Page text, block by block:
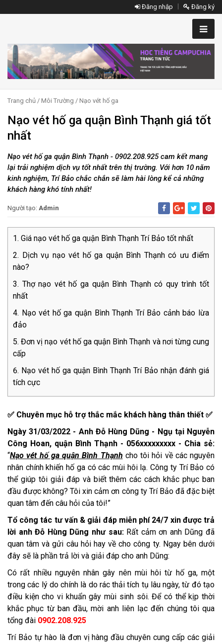
Đăng nhập Đăng ký
Trang chủ / Môi Trường / Nạo vét hố ga
Nạo vét hố ga quận Bình Thạnh giá tốt
nhất
Nạo vét hố ga quận Bình Thạnh - 0902.208.925 cam kết mang
lại trải nghiệm dịch vụ tốt nhất trên thị trường. Với hơn 10 năm
kinh nghiệm, Trí Bảo chắc chắn sẽ làm hài lòng kể cả những
khách hàng khó tính nhất!
Người tạo: Admin
Giá nạo vét hố ga quận Bình Thạnh Trí Bảo tốt nhất
Dịch vụ nạo vét hố ga quận Bình Thạnh có ưu điểm
nào?
Thợ nạo vét hố ga quận Bình Thạnh có quy trình tốt
nhất
Nạo vét hố ga quận Bình Thạnh Trí Bảo cảnh báo lừa
đảo
Đơn vị nạo vét hố ga quận Bình Thạnh và nơi từng cung
cấp
Nạo vét hố ga quận Bình Thạnh Trí Bảo nhận đánh giá
tích cực
✅ Chuyên mục hỗ trợ thắc mắc khách hàng thân thiết ✅
Ngày 31/03/2022 - Anh Đỗ Hùng Dũng - Ngụ tại Nguyễn
Công Hoan, quận Bình Thạnh - 056xxxxxxxxx - Chia sẻ:
“Nạo vét hố ga quận Bình Thạnh cho tôi hỏi về các nguyên
nhân chính khiến hố ga có các mùi hôi lạ. Công ty Trí Bảo có
thể giúp tôi giải đáp và biết thêm các cách khắc phục ban
đầu được không? Tôi xin cảm ơn công ty Trí Bảo đã đặc biệt
quan tâm đến câu hỏi của tôi!”
Tổ công tác tư vấn & giải đáp miễn phí 24/7 xin được trả
lời anh Đỗ Hùng Dũng như sau: Rất cảm ơn anh Dũng đã
quan tâm và gửi câu hỏi hay về cho công ty. Ngay bên dưới
đây sẽ là phần trả lời và giải đáp cho anh Dũng:
Có rất nhiều nguyên nhân gây nên mùi hôi từ hố ga, một
trong các lý do chính là do rác thải tích tụ lâu ngày, từ đó tạo
điều kiện cho vi khuẩn gây mùi sinh sôi. Để có thể kịp thời
khắc phục từ ban đầu, mời anh liên lạc đến chúng tôi qua
tổng đài 0902.208.925
Trí Bảo tự hào là đơn vị hàng đầu chuyên cung cấp các giải